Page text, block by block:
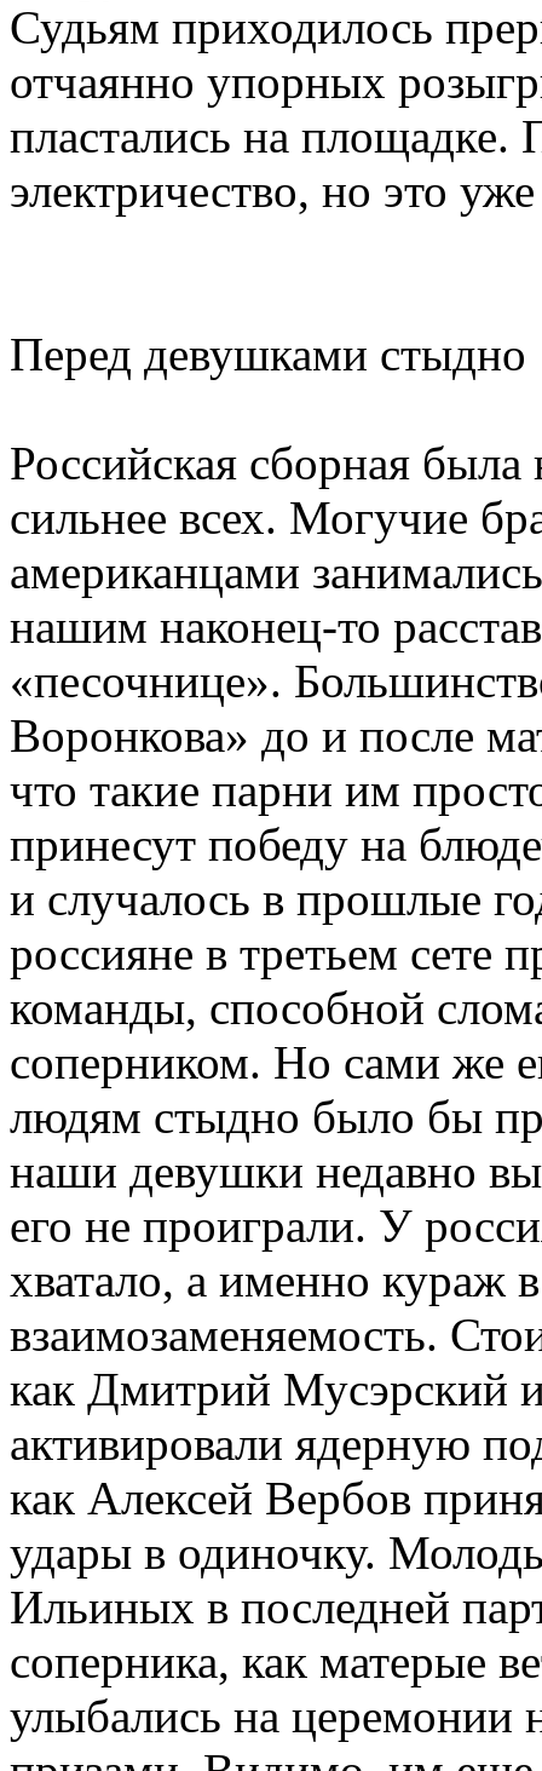
Судьям приходилось
отчаянно упорных
пластались на площадке.
электричество, но это
Перед девушками стыдно
Российская сборная
сильнее всех. Могучие
американцами
нашим наконец-то
«песочнице».
Воронкова» до и после
что такие парни им
принесут победу на
и случалось в прошлые
россияне в третьем сете
команды, способной
соперником. Но сами же
людям стыдно было бы
наши девушки недавно
его не проиграли. У
хватало, а именно
взаимозаменяемость.
как Дмитрий Мусэрский
активировали ядерную
как Алексей Вербов
удары в одиночку.
Ильиных в последней
соперника, как матерые
улыбались на церемонии